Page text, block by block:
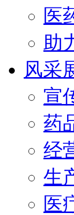
医
助
风采
宣
药
经
生
医